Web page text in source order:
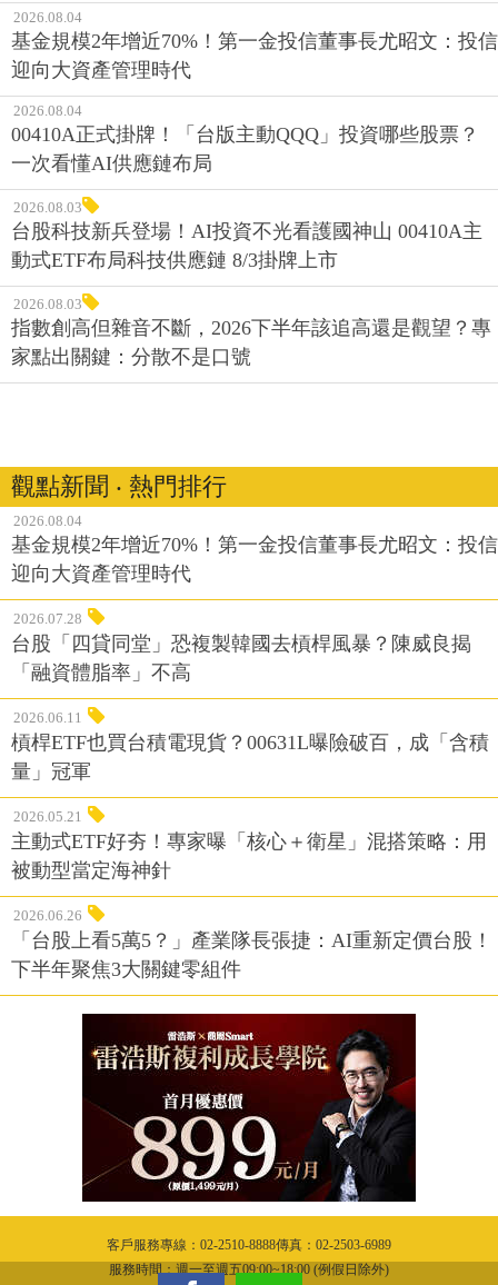
2026.08.04
基金規模2年增近70%！第一金投信董事長尤昭文：投信
迎向大資產管理時代
2026.08.04
00410A正式掛牌！「台版主動QQQ」投資哪些股票？
一次看懂AI供應鏈布局
2026.08.03
台股科技新兵登場！AI投資不光看護國神山 00410A主
動式ETF布局科技供應鏈 8/3掛牌上市
2026.08.03
指數創高但雜音不斷，2026下半年該追高還是觀望？專
家點出關鍵：分散不是口號
觀點新聞 ‧ 熱門排行
2026.08.04
基金規模2年增近70%！第一金投信董事長尤昭文：投信
迎向大資產管理時代
2026.07.28
台股「四貸同堂」恐複製韓國去槓桿風暴？陳威良揭
「融資體脂率」不高
2026.06.11
槓桿ETF也買台積電現貨？00631L曝險破百，成「含積
量」冠軍
2026.05.21
主動式ETF好夯！專家曝「核心＋衛星」混搭策略：用
被動型當定海神針
2026.06.26
「台股上看5萬5？」產業隊長張捷：AI重新定價台股！
下半年聚焦3大關鍵零組件
客戶服務專線：02-2510-8888傳真：02-2503-6989
服務時間：週一至週五09:00~18:00 (例假日除外)